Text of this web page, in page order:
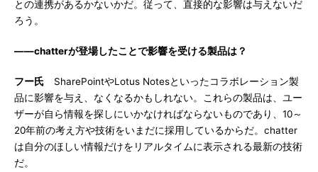
との連携があるかないかだ。従って、直接的な影響は与えないだ
ろう。
――chatterが登場したことで影響を受ける製品は？
フー氏 SharePointやLotus Notesといったコラボレーション製
品に影響を与え、なくなるかもしれない。これらの製品は、ユー
ザーが自ら情報を探しにいかなければならないものであり、10～
20年前の考え方や技術をいまだに採用しているからだ。chatter
は自分のほしい情報だけをリアルタイムに表示される最新の技術
だ。